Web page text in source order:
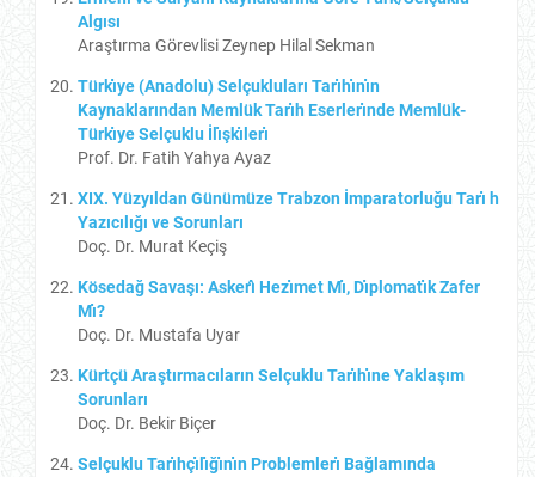
Algısı
Araştırma Görevlisi Zeynep Hilal Sekman
Türkı̇ye (Anadolu) Selçukluları Tarı̇hı̇nı̇n
Kaynaklarından Memlük Tarı̇h Eserlerı̇nde Memlük-
Türkı̇ye Selçuklu İlı̇şkı̇lerı̇
Prof. Dr. Fatih Yahya Ayaz
XIX. Yüzyıldan Günümüze Trabzon İmparatorluğu Tarı̇ h
Yazıcılığı ve Sorunları
Doç. Dr. Murat Keçiş
Kösedağ Savaşı: Askerı̂ Hezı̇met Mı̇, Dı̇plomatı̇k Zafer
Mı̇?
Doç. Dr. Mustafa Uyar
Kürtçü Araştırmacıların Selçuklu Tarı̇hı̇ne Yaklaşım
Sorunları
Doç. Dr. Bekir Biçer
Selçuklu Tarı̇hçı̇lı̇ğı̇nı̇n Problemlerı̇ Bağlamında